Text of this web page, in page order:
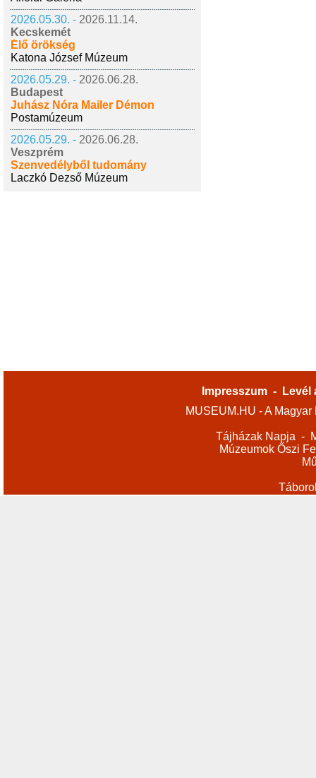
2026.05.30. - 2026.11.14.
Kecskemét
Élő örökség
Katona József Múzeum
2026.05.29. - 2026.06.28.
Budapest
Juhász Nóra Mailer Démon
Postamúzeum
2026.05.29. - 2026.06.28.
Veszprém
Szenvedélyből tudomány
Laczkó Dezső Múzeum
Impresszum -
Levél
MUSEUM.HU - A
Tájházak Napja -
Múzeumok Őszi